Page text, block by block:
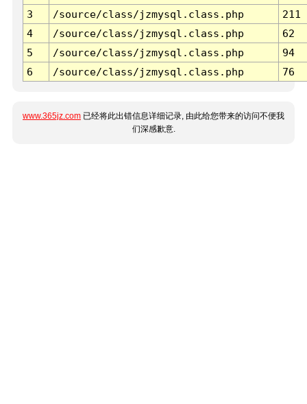
3 /source/class/jzmysql.class.php
211
4
/source/class/jzmysql.class.php
62
5
/source/class/jzmysql.class.php
94
6
/source/class/jzmysql.class.php 76
www.365jz.com 已经将此出错信息详细记录, 由此给您带来的访问不便我
们深感歉意.